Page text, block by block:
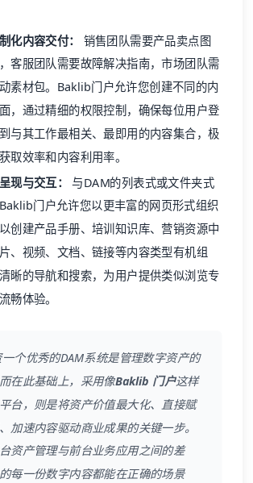
化内容交付：
销售团队需要产品卖点图
客服团队需要故障解决指南，市场团队需
素材包。Baklib门户允许您创建不同的内
，通过精细的权限控制，确保每位用户登
与其工作最相关、最即用的内容集合，极
取效率和内容利用率。
现与交互：
与DAM的列表式或文件夹式
门户允许您以更丰富的网页形式组织
创建产品手册、培训知识库、营销资源中
、视频、文档、链接等内容类型有机组
晰的导航和搜索，为用户提供类似浏览专
畅体验。
个优秀的DAM系统是管理数字资产的
在此基础上，采用像Baklib 门户这样
台，则是将资产价值最大化、直接赋
加速内容驱动商业成果的关键一步。
资产管理与前台业务应用之间的差
每一份数字内容都能在正确的场景